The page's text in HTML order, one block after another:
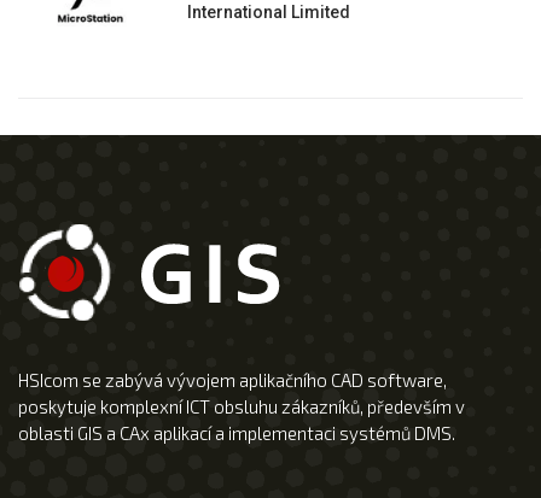
International Limited
HSIcom se zabývá vývojem aplikačního CAD software,
poskytuje komplexní ICT obsluhu zákazníků, především v
oblasti GIS a CAx aplikací a implementaci systémů DMS.